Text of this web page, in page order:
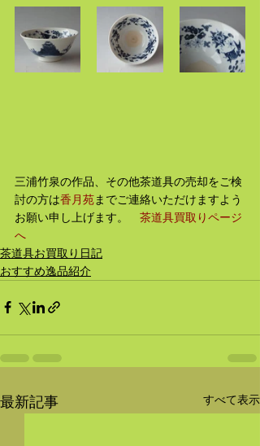
三浦竹泉の作品、その他茶道具の売却をご検
討の方は香月苑までご連絡いただけますよう
お願い申し上げます。 茶道具買取りページ
へ
茶道具お買取り日記
おすすめ逸品紹介
最新記事 すべて表示